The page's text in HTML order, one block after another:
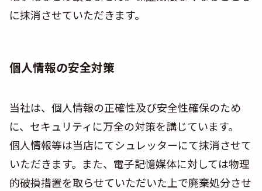
に抹消させていただきます。
個人情報の安全対策
当社は、個人情報の正確性及び安全性確保のため
に、セキュリティに万全の対策を講じています。
個人情報等は当店にてシュレッターにて抹消させて
いただきます。また、電子記憶媒体に対しては物理
的破損措置を取らせていただいた上で廃棄処分させ